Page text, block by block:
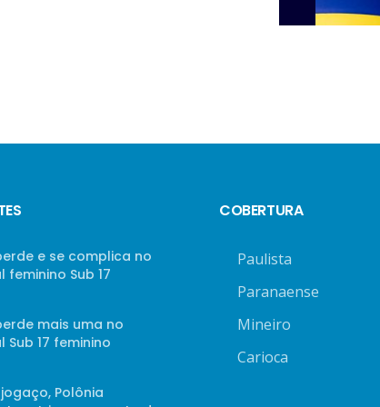
e se complica no
feminino Sub 17
mais uma no
Sub 17 feminino
jogaço, Polônia
COBERTURA
Paulista
Paranaense
Mineiro
Carioca